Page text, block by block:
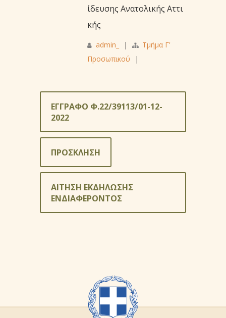
ίδευσης Ανατολικής Αττι
κής
admin_ |
Τμήμα Γ’
Προσωπικού
|
ΕΓΓΡΑΦΟ Φ.22/39113/01-12-
2022
ΠΡΟΣΚΛΗΣΗ
ΑΙΤΗΣΗ ΕΚΔΗΛΩΣΗΣ
ΕΝΔΙΑΦΕΡΟΝΤΟΣ